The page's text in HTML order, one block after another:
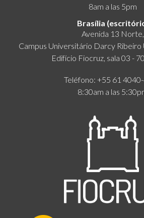
8am a las 5pm
Brasília
Avenida 13 Norte,
Campus Universitário Darcy Ribeiro
Edifício Fiocruz, sala 03 -
Teléfono: +55 61
8:30am a las